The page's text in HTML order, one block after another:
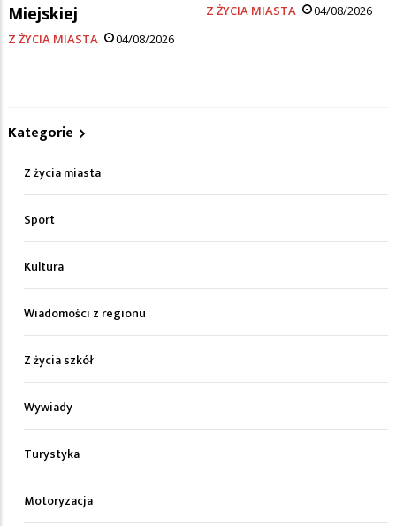
Miejskiej
Z ŻYCIA MIASTA 04/08/2026
Z ŻYCIA MIASTA 04/08/2026
Kategorie
Z życia miasta
Sport
Kultura
Wiadomości z regionu
Z życia szkół
Wywiady
Turystyka
Motoryzacja